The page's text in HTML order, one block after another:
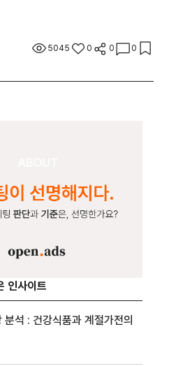
5045 0 0 0
인사이트
석 : 건강식품과 계절가전의